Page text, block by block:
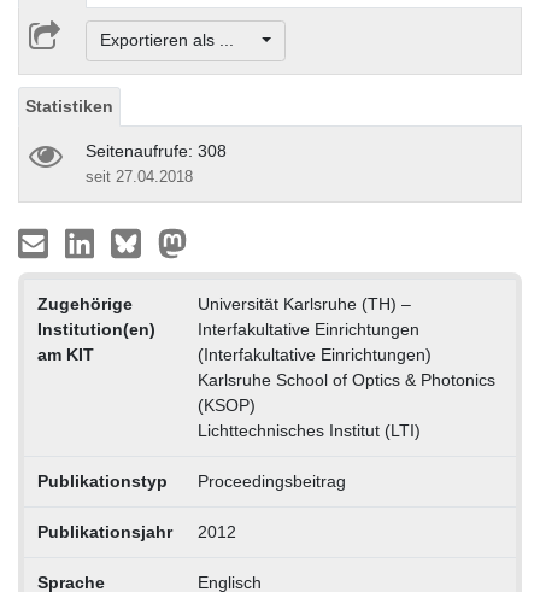
Exportieren als ...
Statistiken
Seitenaufrufe: 308
seit 27.04.2018
Zugehörige
Institution(en)
am KIT
Universität Karlsruhe (TH) –
Interfakultative Einrichtungen
(Interfakultative Einrichtungen)
Karlsruhe School of Optics & Photonics
(KSOP)
Lichttechnisches Institut (LTI)
Publikationstyp Proceedingsbeitrag
Publikationsjahr 2012
Sprache Englisch